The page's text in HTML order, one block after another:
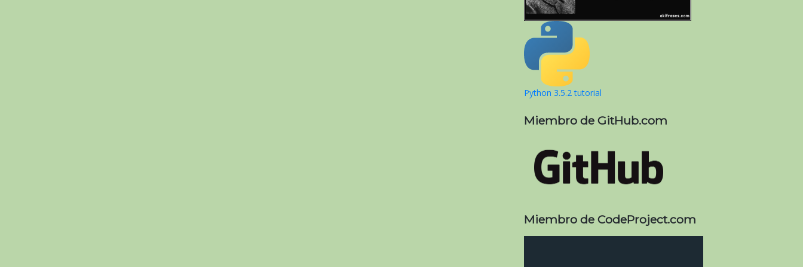
Python 3.5.2 tutorial
Miembro de GitHub.com
Miembro de CodeProject.com